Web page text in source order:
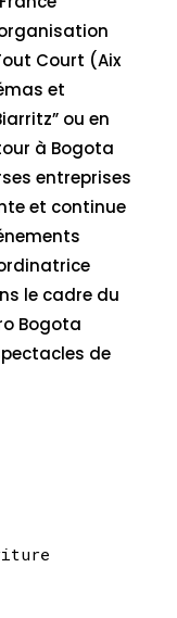
Court (Aix
et
ou en
à Bogota
entreprises
et continue
le cadre du
Bogota
de